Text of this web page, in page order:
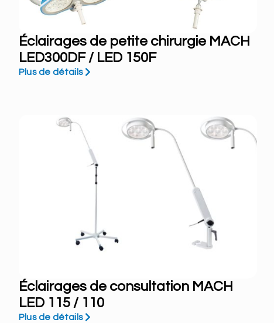
Éclairages de petite chirurgie MACH
LED300DF / LED 150F
Plus de détails
Éclairages de consultation MACH
LED 115 / 110
Plus de détails